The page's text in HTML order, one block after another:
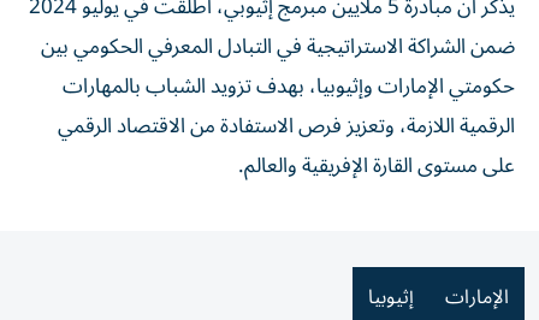
ضمن الشراكة الاستراتيجية في التبادل المعرفي الحكومي بين
حكومتي الإمارات وإثيوبيا، بهدف تزويد الشباب بالمهارات
الرقمية اللازمة، وتعزيز فرص الاستفادة من الاقتصاد الرقمي
على مستوى القارة الإفريقية والعالم.
الإمارات إثيوبيا